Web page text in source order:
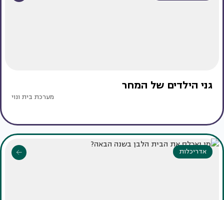
גני הילדים של המחר
מערכת בית ונוי
אדריכלות